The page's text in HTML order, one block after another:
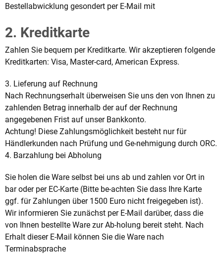
Bestellabwicklung gesondert per E-Mail mit
2. Kreditkarte
Zahlen Sie bequem per Kreditkarte. Wir akzeptieren folgende
Kreditkarten: Visa, Master-card, American Express.
3. Lieferung auf Rechnung
Nach Rechnungserhalt überweisen Sie uns den von Ihnen zu
zahlenden Betrag innerhalb der auf der Rechnung
angegebenen Frist auf unser Bankkonto.
Achtung! Diese Zahlungsmöglichkeit besteht nur für
Händlerkunden nach Prüfung und Ge-nehmigung durch ORC.
4. Barzahlung bei Abholung
Sie holen die Ware selbst bei uns ab und zahlen vor Ort in
bar oder per EC-Karte (Bitte be-achten Sie dass Ihre Karte
ggf. für Zahlungen über 1500 Euro nicht freigegeben ist).
Wir informieren Sie zunächst per E-Mail darüber, dass die
von Ihnen bestellte Ware zur Ab-holung bereit steht. Nach
Erhalt dieser E-Mail können Sie die Ware nach
Terminabsprache